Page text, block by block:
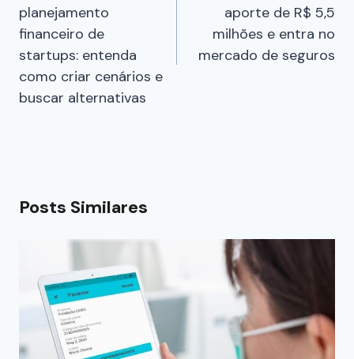
planejamento
financeiro de
startups: entenda
como criar cenários e
buscar alternativas
aporte de R$ 5,5
milhões e entra no
mercado de seguros
Posts Similares